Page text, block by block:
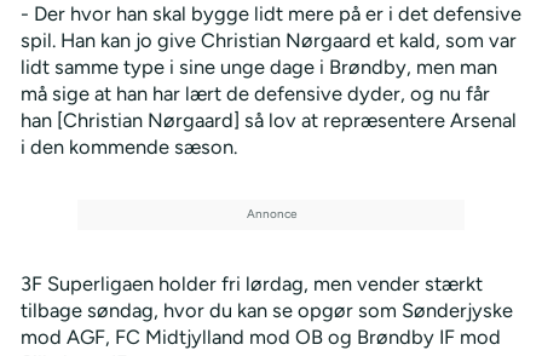
- Der hvor han skal bygge lidt mere på er i det defensive
spil. Han kan jo give Christian Nørgaard et kald, som var
lidt samme type i sine unge dage i Brøndby, men man
må sige at han har lært de defensive dyder, og nu får
han [Christian Nørgaard] så lov at repræsentere Arsenal
i den kommende sæson.
3F Superligaen holder fri lørdag, men vender stærkt
tilbage søndag, hvor du kan se opgør som Sønderjyske
mod AGF, FC Midtjylland mod OB og Brøndby IF mod